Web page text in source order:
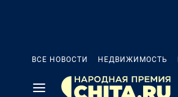
ВСЕ НОВОСТИ НЕДВИЖИМОСТЬ